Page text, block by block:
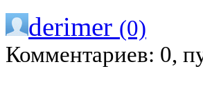
derimer (0)
Комментариев: 0,